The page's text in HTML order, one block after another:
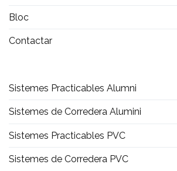
Bloc
Contactar
Sistemes Practicables Alumni
Sistemes de Corredera Alumini
Sistemes Practicables PVC
Sistemes de Corredera PVC